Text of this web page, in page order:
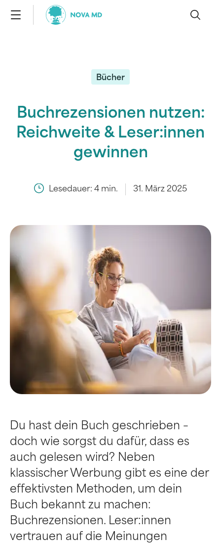
Bücher
Buchrezensionen nutzen:
Reichweite & Leser:innen
gewinnen
Lesedauer: 4 min. 31. März 2025
Du hast dein Buch geschrieben –
doch wie sorgst du dafür, dass es
auch gelesen wird? Neben
klassischer Werbung gibt es eine der
effektivsten Methoden, um dein
Buch bekannt zu machen:
Buchrezensionen. Leser:innen
vertrauen auf die Meinungen